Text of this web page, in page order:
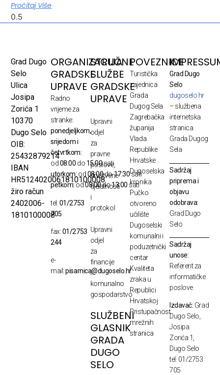
Pročitaj Više
Grad Dugo
Selo
Ulica
Josipa
Zorića 1
10370
Dugo Selo
OIB:
25432879214
IBAN
HR5124020061810100008
žiro račun
2402006-
1810100008
ORGANIZACIJA
GRADSKE
UPRAVE
Radno
vrijeme za
stranke:
ponedjeljkom,
srijedom i
četvrtkom:
od08:00 do 15:00sati
utorkom: od08:00do17:30sati
petkom:od08:00do13:00 sati
tel:01/2753
705
fax:01/2753
244
e-
mail:pisarnica@dugoselo.hr
STRUČNE
SLUŽBE
GRADSKE
UPRAVE
Upravni
odjel
za
pravne
poslove,
društvene
djelatnosti
i
protokol
Upravni
odjel
za
financije
i
komunalno
gospodarstvo
SLUŽBENI
GLASNIK
GRADA
DUGO
SELO
POVEZNICE
Turistička
zajednica
Grada
Dugog Sela
Zagrebačka
županija
Vlada
Republike
Hrvatske
Dugoselska
kronika
Pučko
otvoreno
učilište
Dugoselski
komunalni i
poduzetnički
centar
Kvaliteta
zraka u
Republici
Hrvatskoj
Pristupačnost
mrežnih
stranica
Grad Dugo
Selo
dugoselo.hr
– službena
internetska
stranica
Grada Dugog
Sela
Sadržaj
priprema i
objavu
odobrava:
Grad Dugo
Selo
Sadržaj
unose:
Referent za
informatičke
poslove
Izdavač: Grad
Dugo Selo,
Josipa
Zorića 1,
Dugo Selo
tel: 01/2753
705